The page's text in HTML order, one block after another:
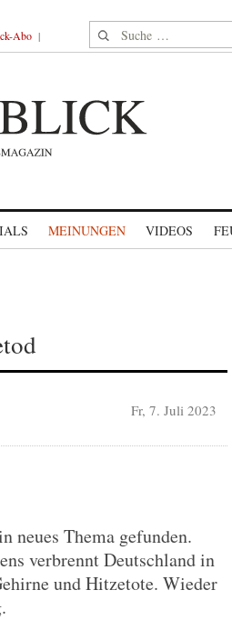
Abo Suche nach:
MEINUNGEN VIDEOS
Fr, 7. Juli 2023
neues Thema gefunden.
verbrennt Deutschland in
und Hitzetote. Wieder